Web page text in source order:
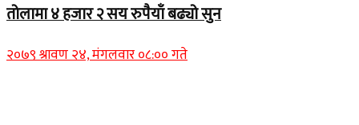
तोलामा ४ हजार २ सय रुपैयाँ बढ्यो सुन
२०७९ श्रावण २४, मंगलवार ०८:०० गते